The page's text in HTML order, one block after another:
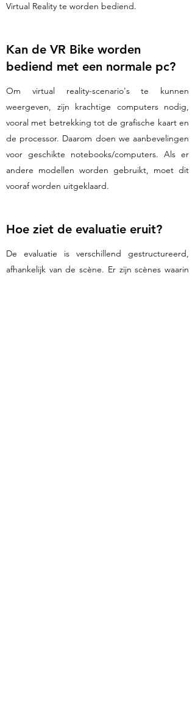
Virtual Reality te worden bediend.
Kan de VR Bike worden
bediend met een normale pc?
Om virtual reality-scenario's te kunnen
weergeven, zijn krachtige computers nodig,
vooral met betrekking tot de grafische kaart en
de processor. Daarom doen we aanbevelingen
voor geschikte notebooks/computers. Als er
andere modellen worden gebruikt, moet dit
vooraf worden uitgeklaard.
Hoe ziet de evaluatie eruit?
De evaluatie is verschillend gestructureerd,
afhankelijk van de scène. Er zijn scènes waarin